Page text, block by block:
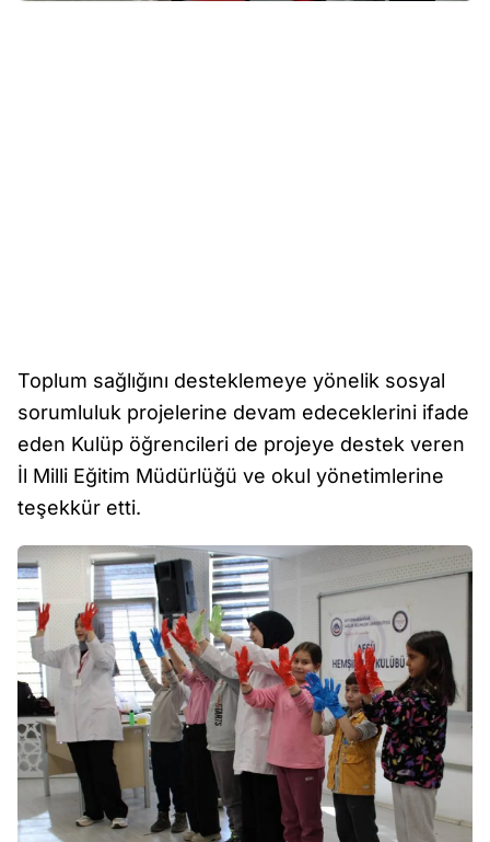
Toplum sağlığını desteklemeye yönelik sosyal
sorumluluk projelerine devam edeceklerini ifade
eden Kulüp öğrencileri de projeye destek veren
İl Milli Eğitim Müdürlüğü ve okul yönetimlerine
teşekkür etti.